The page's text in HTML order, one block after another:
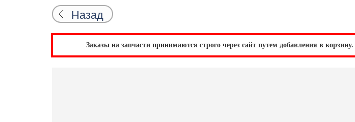
Назад
Заказы на запчасти принимаются строго через сайт путем добавления в корзину.